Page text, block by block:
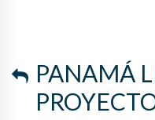
PANAMÁ